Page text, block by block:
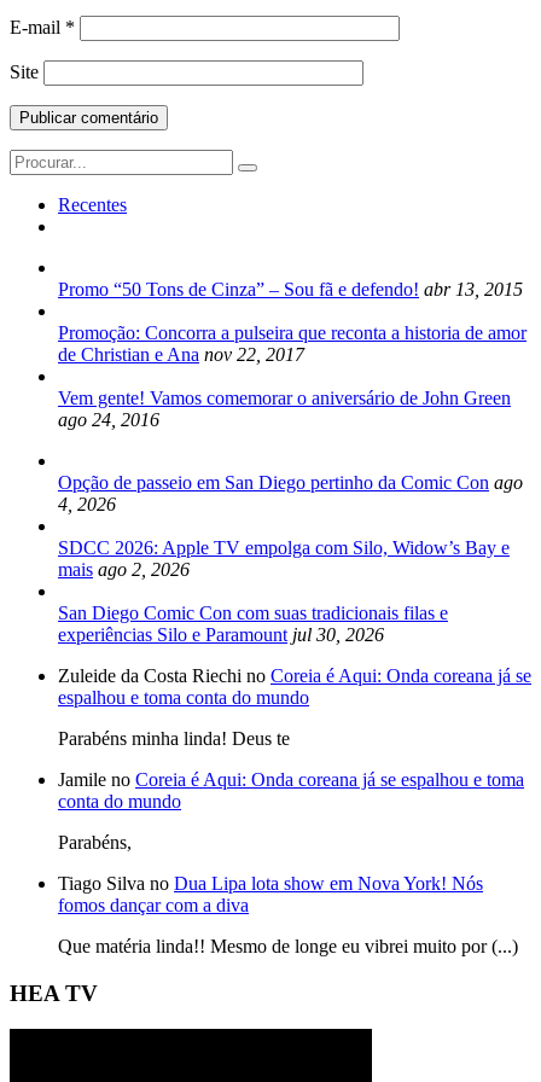
E-mail *
Site
Search
for:
Recentes
Promo “50 Tons de Cinza” – Sou fã e defendo! abr 13, 2015
Promoção: Concorra a pulseira que reconta a historia de amor
de Christian e Ana nov 22, 2017
Vem gente! Vamos comemorar o aniversário de John Green
ago 24, 2016
Opção de passeio em San Diego pertinho da Comic Con ago
4, 2026
SDCC 2026: Apple TV empolga com Silo, Widow’s Bay e
mais ago 2, 2026
San Diego Comic Con com suas tradicionais filas e
experiências Silo e Paramount jul 30, 2026
Zuleide da Costa Riechi no Coreia é Aqui: Onda coreana já se
espalhou e toma conta do mundo
Parabéns minha linda! Deus te
Jamile no Coreia é Aqui: Onda coreana já se espalhou e toma
conta do mundo
Parabéns,
Tiago Silva no Dua Lipa lota show em Nova York! Nós
fomos dançar com a diva
Que matéria linda!! Mesmo de longe eu vibrei muito por (...)
HEA TV